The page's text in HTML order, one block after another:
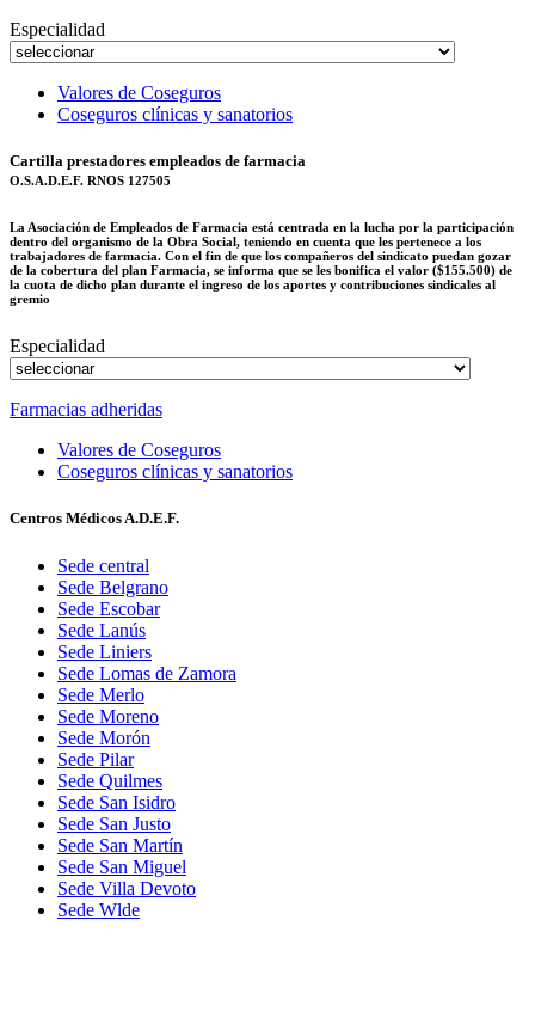
Especialidad
Valores de Coseguros
Coseguros clínicas y sanatorios
Cartilla prestadores empleados de farmacia
O.S.A.D.E.F. RNOS 127505
La Asociación de Empleados de Farmacia está centrada en la lucha por la participación
dentro del organismo de la Obra Social, teniendo en cuenta que les pertenece a los
trabajadores de farmacia. Con el fin de que los compañeros del sindicato puedan gozar
de la cobertura del plan Farmacia, se informa que se les bonifica el valor ($155.500) de
la cuota de dicho plan durante el ingreso de los aportes y contribuciones sindicales al
gremio
Especialidad
Farmacias adheridas
Valores de Coseguros
Coseguros clínicas y sanatorios
Centros Médicos A.D.E.F.
Sede central
Sede Belgrano
Sede Escobar
Sede Lanús
Sede Liniers
Sede Lomas de Zamora
Sede Merlo
Sede Moreno
Sede Morón
Sede Pilar
Sede Quilmes
Sede San Isidro
Sede San Justo
Sede San Martín
Sede San Miguel
Sede Villa Devoto
Sede Wlde